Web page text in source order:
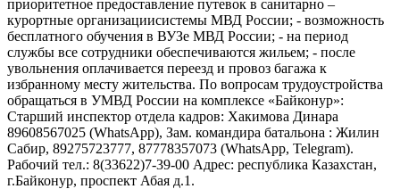
приоритетное предоставление путевок в санитарно –
курортные организациисистемы МВД России; - возможность
бесплатного обучения в ВУЗе МВД России; - на период
службы все сотрудники обеспечиваются жильем; - после
увольнения оплачивается переезд и провоз багажа к
избранному месту жительства. По вопросам трудоустройства
обращаться в УМВД России на комплексе «Байконур»:
Старший инспектор отдела кадров: Хакимова Динара
89608567025 (WhatsApp), Зам. командира батальона : Жилин
Сабир, 89275723777, 87778357073 (WhatsApp, Telegram).
Рабочий тел.: 8(33622)7-39-00 Адрес: республика Казахстан,
г.Байконур, проспект Абая д.1.